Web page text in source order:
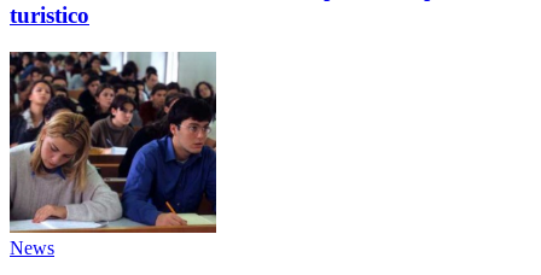
turistico
News